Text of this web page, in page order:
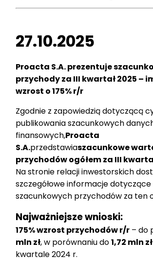
27.10.2025
Proacta S.A. prezentuje
przychody za III kwartał 2025 –
wzrost o 175% r/r
Zgodnie z zapowiedzią dotyczącą
publikowania szacunkowych
finansowych,Proacta
S.A.przedstawiaszacunkowe
przychodów ogółem za III
Na stronie relacji inwestorskich
szczegółowe informacje dotyczące
szacunkowych przychodów za ten
Najważniejsze wnioski:
175% wzrost przychodów r/r – do
mln zł, w porównaniu do1,72 mln zł
kwartale 2024 r.